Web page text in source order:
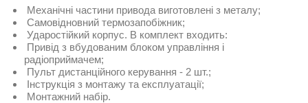
Механічні частини привода виготовлені з металу;
Самовідновний термозапобіжник;
Ударостійкий корпус. В комплект входить:
Привід з вбудованим блоком управління і
радіоприймачем;
Пульт дистанційного керування - 2 шт.;
Інструкція з монтажу та експлуатації;
Монтажний набір.